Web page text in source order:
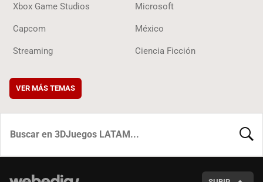
Xbox Game Studios Microsoft
Capcom México
Streaming Ciencia Ficción
VER MÁS TEMAS